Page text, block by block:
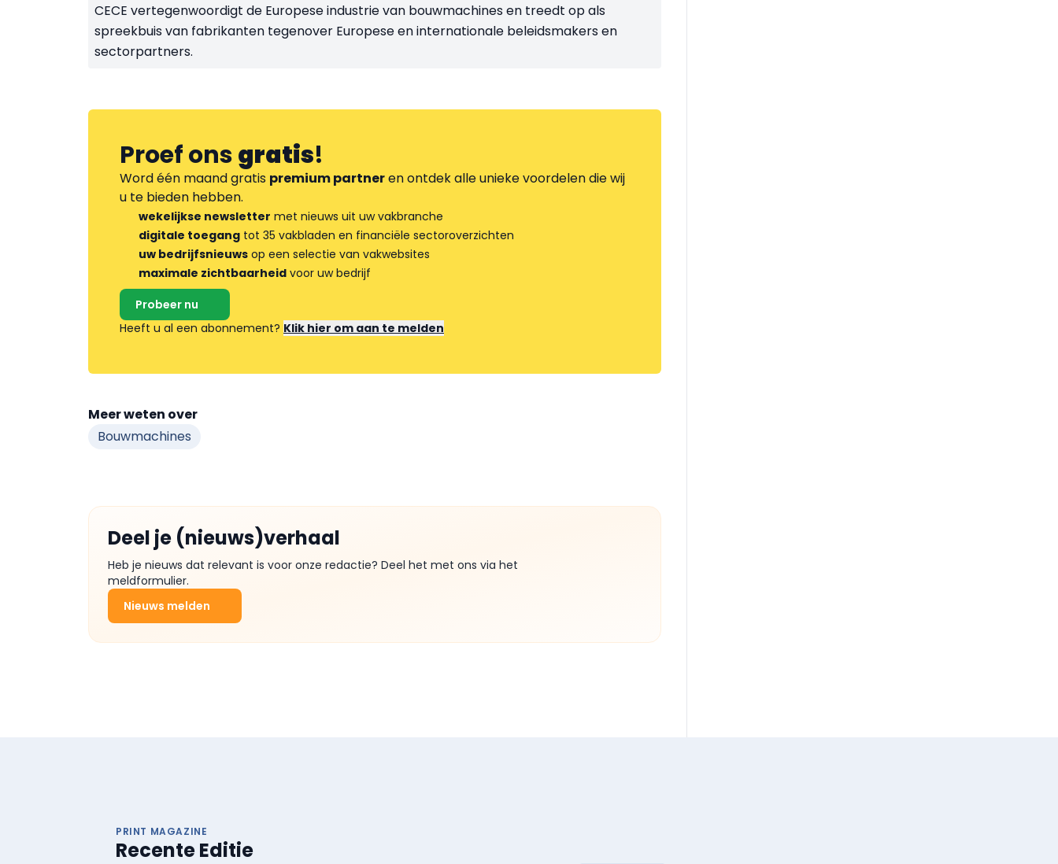
CECE vertegenwoordigt de Europese industrie van bouwmachines en treedt op als
spreekbuis van fabrikanten tegenover Europese en internationale beleidsmakers en
sectorpartners.
Proef onsgratis!
Word één maand gratis premium partneren ontdek alle unieke voordelen die wij
u te bieden hebben.
wekelijkse newsletter met nieuws uit uw vakbranche
digitale toegang tot 35 vakbladen en financiële sectoroverzichten
uw bedrijfsnieuws op een selectie van vakwebsites
maximale zichtbaarheid voor uw bedrijf
Probeer nu
Heeft u al een abonnement? Klik hier om aan te melden
Meer weten over
Bouwmachines
Deel je (nieuws)verhaal
Heb je nieuws dat relevant is voor onze redactie? Deel het met ons via het
meldformulier.
Nieuws melden
PRINT MAGAZINE
Recente Editie